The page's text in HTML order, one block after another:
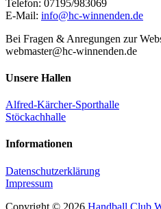
Telefon: 07195/983069
E-Mail: info@hc-winnenden.de
Bei Fragen & Anregungen zur
webmaster@hc-winnenden.de
Unsere Hallen
Alfred-Kärcher-Sporthalle
Stöckachhalle
Informationen
Datenschutzerklärung
Impressum
Copyright © 2026 Handball Club